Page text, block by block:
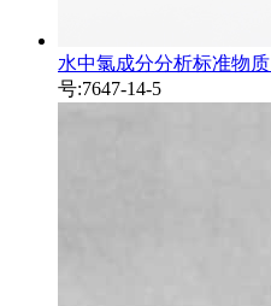
水中氯成分分析标准物质
号:7647-14-5